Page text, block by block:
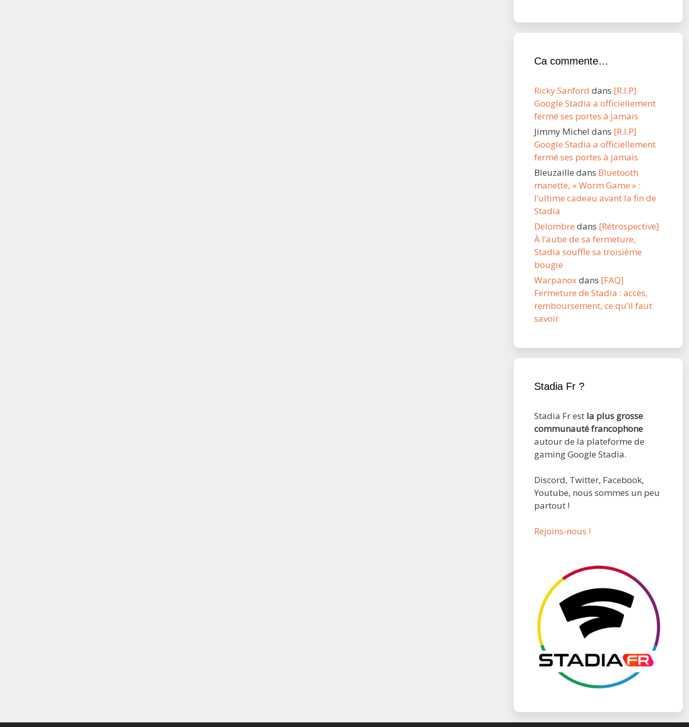
Ca commente…
Ricky Sanford dans [R.I.P]
Google Stadia a officiellement
fermé ses portes à jamais
Jimmy Michel dans [R.I.P]
Google Stadia a officiellement
fermé ses portes à jamais
Bleuzaille dans Bluetooth
manette, « Worm Game » :
l’ultime cadeau avant la fin de
Stadia
Delombre dans [Rétrospective]
À l’aube de sa fermeture,
Stadia souffle sa troisième
bougie
Warpanoxdans [FAQ]
Fermeture de Stadia : accès,
remboursement, ce qu’il faut
savoir
Stadia Fr ?
Stadia Fr est la plus grosse
communauté francophone
autour de la plateforme de
gaming Google Stadia.
Discord, Twitter, Facebook,
Youtube, nous sommes un peu
partout !
Rejoins-nous !